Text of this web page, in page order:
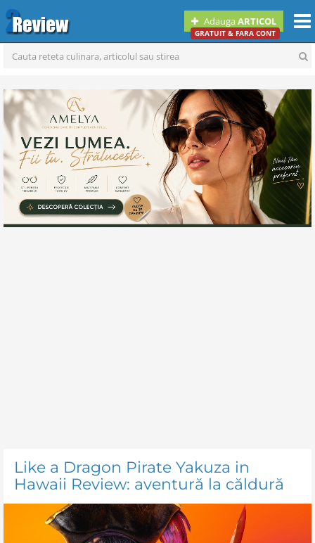
AdaugaARTICOL
GRATUIT & FARA CONT
Like a Dragon Pirate Yakuza in
Hawaii Review: aventură la căldură